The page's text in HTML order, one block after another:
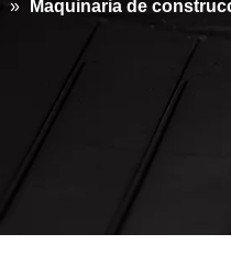
» Maquinaria de